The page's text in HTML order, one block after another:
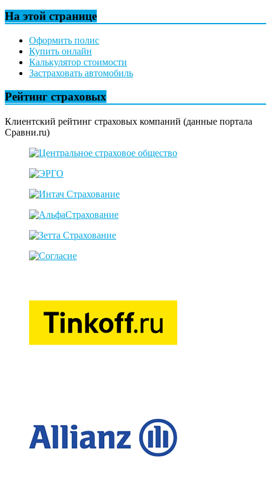
На этой странице
Оформить полис
Купить онлайн
Калькулятор стоимости
Застраховать автомобиль
Рейтинг страховых
Клиентский рейтинг страховых компаний (данные портала
Сравни.ru)